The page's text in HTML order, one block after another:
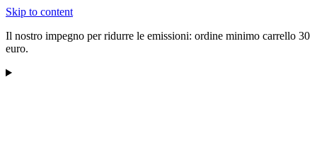
Skip to content
Il nostro impegno per ridurre le emissioni: ordine minimo carrello 30
euro.